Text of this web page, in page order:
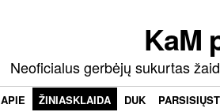
KaM
Neoficialus gerbėjų sukurtas
APIE ŽINIASKLAIDA DUK